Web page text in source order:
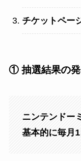
チケットペー
① 抽選結果の
ニンテンドー
基本的に毎月